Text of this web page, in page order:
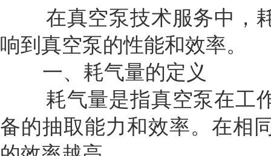
在真空泵技术服务中，耗
响到真空泵的性能和效率。
一、耗气量的定义
耗气量是指真空泵在工作
备的抽取能力和效率。在相